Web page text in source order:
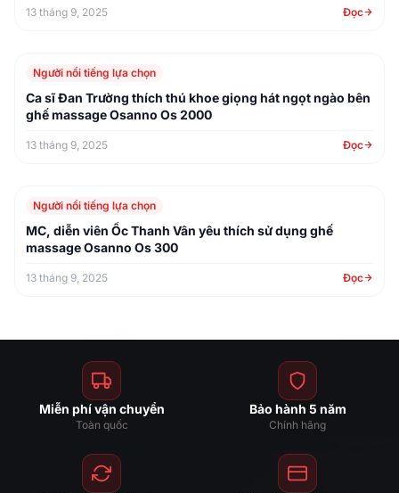
13 tháng 9, 2025 Đọc
Người nổi tiếng lựa chọn
Ca sĩ Đan Trường thích thú khoe giọng hát ngọt ngào bên
ghế massage Osanno Os 2000
13 tháng 9, 2025 Đọc
Người nổi tiếng lựa chọn
MC, diễn viên Ốc Thanh Vân yêu thích sử dụng ghế
massage Osanno Os 300
13 tháng 9, 2025 Đọc
Miễn phí vận chuyển
Toàn quốc
Bảo hành 5 năm
Chính hãng